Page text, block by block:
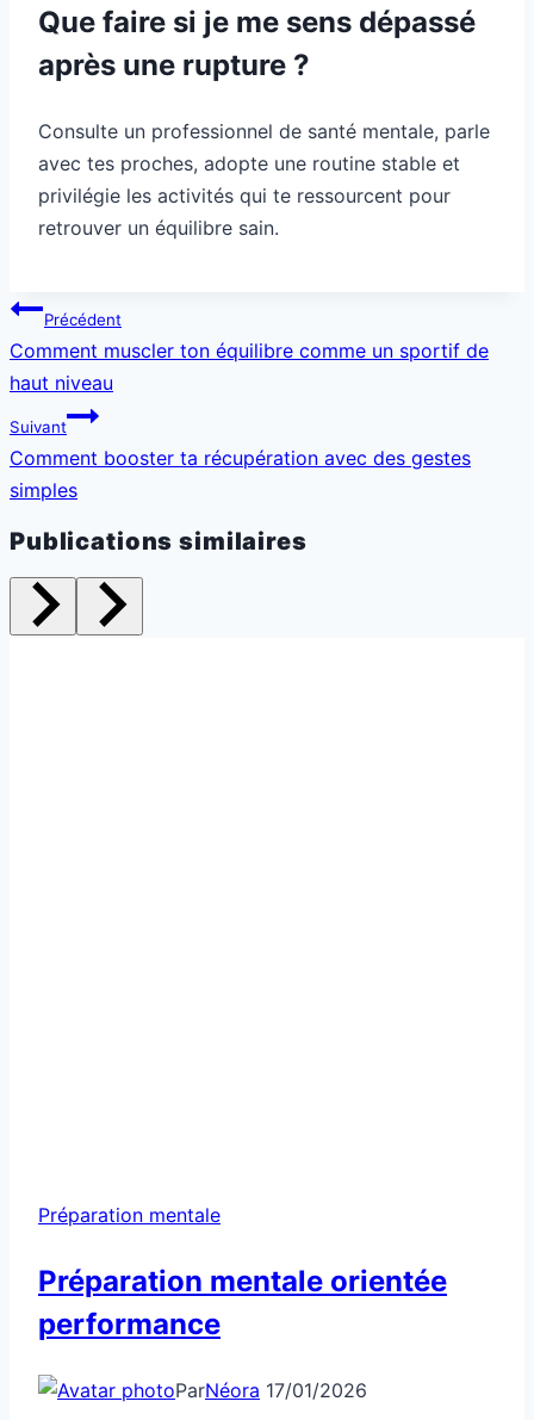
Que faire si je me sens dépassé
après une rupture ?
Consulte un professionnel de santé mentale, parle
avec tes proches, adopte une routine stable et
privilégie les activités qui te ressourcent pour
retrouver un équilibre sain.
Navigation
de
l’article
Précédent
Comment muscler ton équilibre comme un sportif de
haut niveau
Suivant
Comment booster ta récupération avec des gestes
simples
Publications similaires
Préparation mentale
Préparation mentale orientée
performance
ParNéora 17/01/2026